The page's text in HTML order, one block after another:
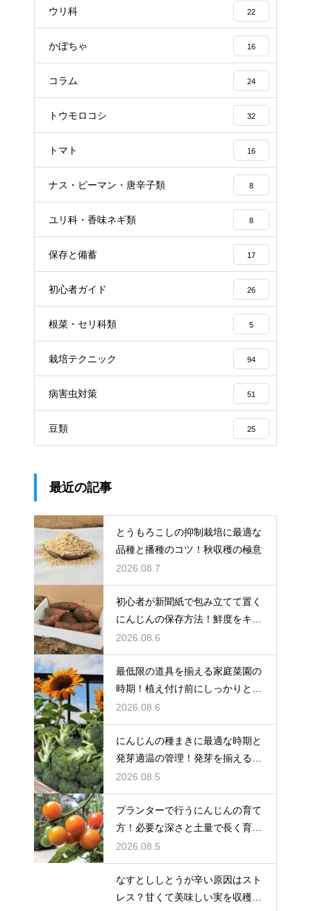
ウリ科 22
かぼちゃ 16
コラム 24
トウモロコシ 32
トマト 16
ナス・ピーマン・唐辛子類 8
ユリ科・香味ネギ類 8
保存と備蓄 17
初心者ガイド 26
根菜・セリ科類 5
栽培テクニック 94
病害虫対策 51
豆類 25
最近の記事
とうもろこしの抑制栽培に最適な
品種と播種のコツ！秋収穫の極意
2026.08.7
初心者が新聞紙で包み立てて置く
にんじんの保存方法！鮮度をキー
プする
2026.08.6
最低限の道具を揃える家庭菜園の
時期！植え付け前にしっかりと準
備をする
2026.08.6
にんじんの種まきに最適な時期と
発芽適温の管理！発芽を揃えるコ
ツ
2026.08.5
プランターで行うにんじんの育て
方！必要な深さと土量で長く育て
る
2026.08.5
なすとししとうが辛い原因はスト
レス？甘くて美味しい実を収穫す